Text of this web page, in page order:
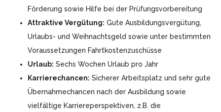
Förderung sowie Hilfe bei der Prüfungsvorbereitung
Attraktive Vergütung: Gute Ausbildungsvergütung,
Urlaubs- und Weihnachtsgeld sowie unter bestimmten
Voraussetzungen Fahrtkostenzuschüsse
Urlaub: Sechs Wochen Urlaub pro Jahr
Karrierechancen: Sicherer Arbeitsplatz und sehr gute
Übernahmechancen nach der Ausbildung sowie
vielfältige Karriereperspektiven, z.B. die